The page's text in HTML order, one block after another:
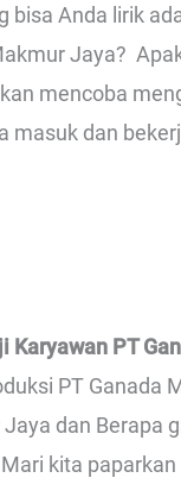
bisa Anda lirik
Jaya?
mencoba
masuk dan
Karyawan PT
PT Ganada
dan Berapa
kita